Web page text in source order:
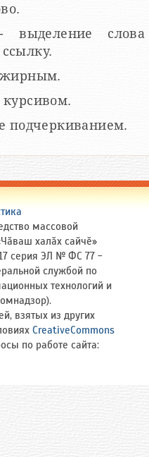
- выделение слова
жирным.
курсивом.
подчеркиванием.
массовой
халӑх сайчӗ»
серия ЭЛ № ФС 77 -
службой по
технологий и
взятых из других
CreativeCommons
по работе сайта: